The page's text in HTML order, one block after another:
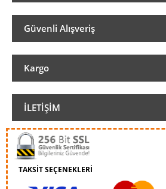
Güvenli Alışveriş
Kargo
İLETIŞIM
TAKSİT SEÇENEKLERİ